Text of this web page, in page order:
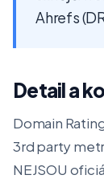
Ahrefs
Detail a
Domain
3rd party
NEJSOU